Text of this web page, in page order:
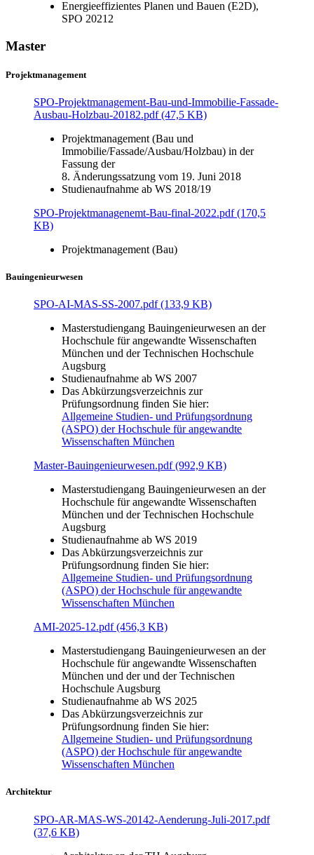
Energieeffizientes Planen und Bauen (E2D),
SPO 20212
Master
Projektmanagement
SPO-Projektmanagement-Bau-und-Immobilie-Fassade-
Ausbau-Holzbau-20182.pdf (47,5 KB)
Projektmanagement (Bau und
Immobilie/Fassade/Ausbau/Holzbau) in der
Fassung der
8. Änderungssatzung vom 19. Juni 2018
Studienaufnahme ab WS 2018/19
SPO-Projektmanagenemt-Bau-final-2022.pdf (170,5
KB)
Projektmanagement (Bau)
Bauingenieurwesen
SPO-AI-MAS-SS-2007.pdf (133,9 KB)
Masterstudiengang Bauingenieurwesen an der
Hochschule für angewandte Wissenschaften
München und der Technischen Hochschule
Augsburg
Studienaufnahme ab WS 2007
Das Abkürzungsverzeichnis zur
Prüfungsordnung finden Sie hier:
Allgemeine Studien- und Prüfungsordnung
(ASPO) der Hochschule für angewandte
Wissenschaften München
Master-Bauingenieurwesen.pdf (992,9 KB)
Masterstudiengang Bauingenieurwesen an der
Hochschule für angewandte Wissenschaften
München und der Technischen Hochschule
Augsburg
Studienaufnahme ab WS 2019
Das Abkürzungsverzeichnis zur
Prüfungsordnung finden Sie hier:
Allgemeine Studien- und Prüfungsordnung
(ASPO) der Hochschule für angewandte
Wissenschaften München
AMI-2025-12.pdf (456,3 KB)
Masterstudiengang Bauingenieurwesen an der
Hochschule für angewandte Wissenschaften
München und der und der Technischen
Hochschule Augsburg
Studienaufnahme ab WS 2025
Das Abkürzungsverzeichnis zur
Prüfungsordnung finden Sie hier:
Allgemeine Studien- und Prüfungsordnung
(ASPO) der Hochschule für angewandte
Wissenschaften München
Architektur
SPO-AR-MAS-WS-20142-Aenderung-Juli-2017.pdf
(37,6 KB)